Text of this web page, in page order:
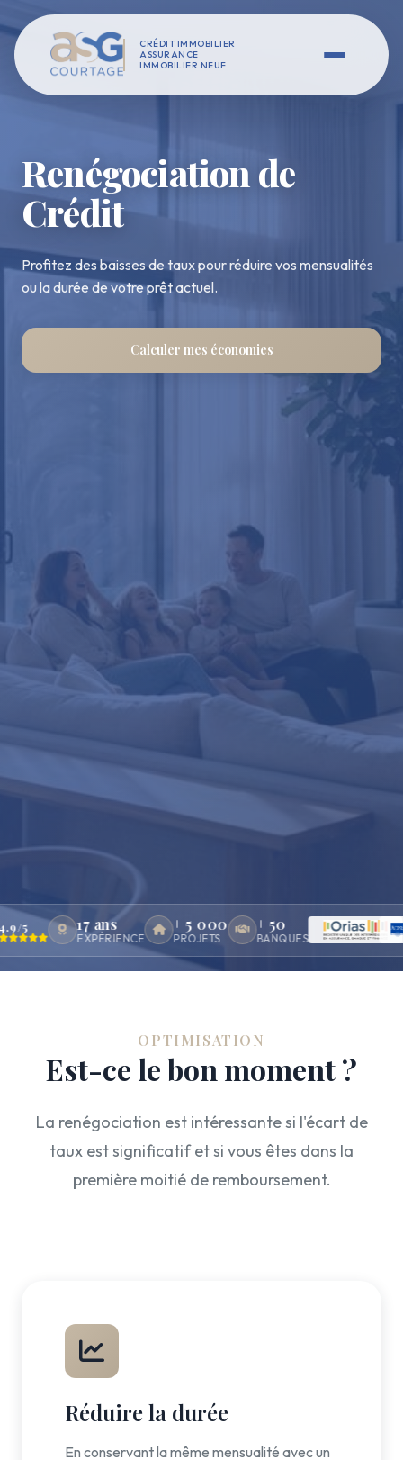
CRÉDIT IMMOBILIER
ASSURANCE
IMMOBILIER NEUF
Renégociation de
Crédit
Profitez des baisses de taux pour réduire vos mensualités
ou la durée de votre prêt actuel.
Calculer mes économies
5 17 ans
EXPÉRIENCE
+ 5 000
PROJETS
+ 50
BANQUES
OPTIMISATION
Est-ce le bon moment ?
La renégociation est intéressante si l'écart de
taux est significatif et si vous êtes dans la
première moitié de remboursement.
Réduire la durée
En conservant la même mensualité avec un